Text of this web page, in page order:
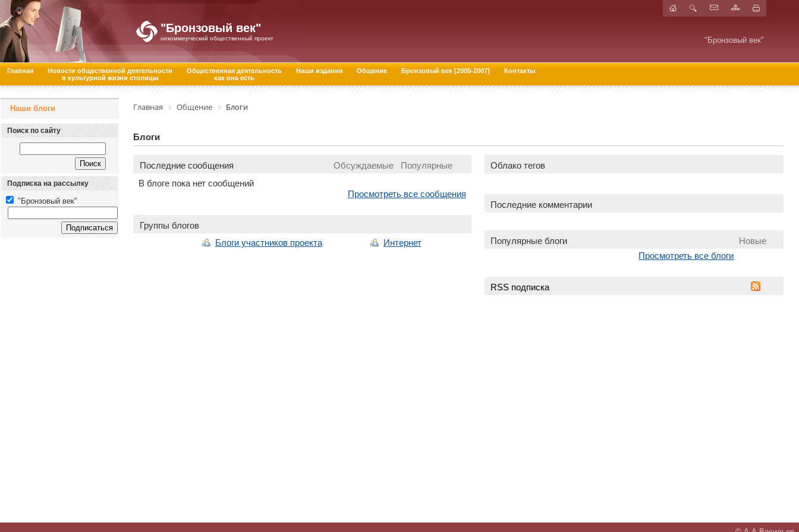
"Бронзовый век"
некоммерческий общественный проект "Бронзовый век"
Главная
Новости общественной деятельности
в культурной жизни столицы
Общественная деятельность
как она есть
Наши издания Общение Бронзовый век [2005-2007] Контакты
Наши блоги
Поиск по сайту
Подписка на рассылку
"Бронзовый век"
Главная Общение Блоги
Блоги
Последние сообщения Обсуждаемые Популярные
В блоге пока нет сообщений
Просмотреть все сообщения
Группы блогов
Блоги участников проекта
Интернет
Облако тегов
Последние комментарии
Новые
Популярные блоги
Просмотреть все блоги
RSS подписка